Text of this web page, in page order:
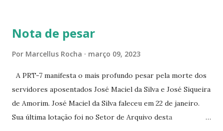
☆CINE VIP CLUBE RUA 24 DE MAIO 825 ☆CINE ECLIPSE
Nota de pesar
Por Marcellus Rocha março 09, 2023
A PRT-7 manifesta o mais profundo pesar pela morte dos
servidores aposentados José Maciel da Silva e José Siqueira
de Amorim. José Maciel da Silva faleceu em 22 de janeiro.
Sua última lotação foi no Setor de Arquivo desta